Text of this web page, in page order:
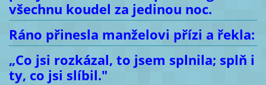
všechnu koudel za jedinou noc.
Ráno přinesla manželovi přízi a řekla:
„Co jsi rozkázal, to jsem splnila; splň i
ty, co jsi slíbil."